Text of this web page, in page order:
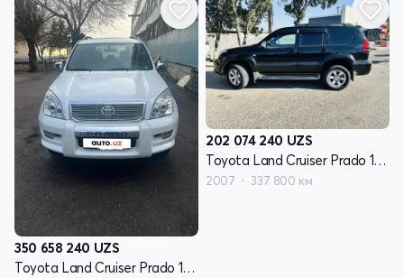
350 658 240 UZS
Toyota Land Cruiser Prado 150 Series
202 074 240 UZS
Toyota Land Cruiser Prado 120 Series рестайлинг
2007 337 800 км